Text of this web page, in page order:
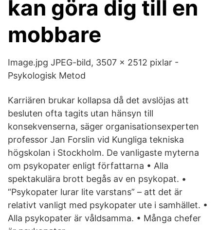
kan göra dig till en
mobbare
Image.jpg JPEG-bild, 3507 × 2512 pixlar -
Psykologisk Metod
Karriären brukar kollapsa då det avslöjas att
besluten ofta tagits utan hänsyn till
konsekvenserna, säger organisationsexperten
professor Jan Forslin vid Kungliga tekniska
högskolan i Stockholm. De vanligaste myterna
om psykopater enligt författarna • Alla
spektakulära brott begås av en psykopat. •
“Psykopater lurar lite varstans” – att det är
relativt vanligt med psykopater ute i samhället. •
Alla psykopater är våldsamma. • Många chefer